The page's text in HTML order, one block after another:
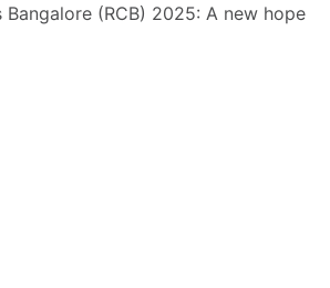
Bangalore (RCB) 2025: A new hope